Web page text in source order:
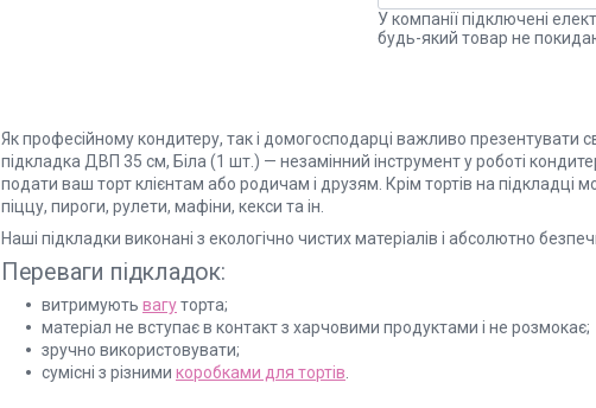
У компанії підключені
будь-який товар не
Як професійному кондитеру, так і домогосподарці важливо презентувати
підкладка ДВП 35 см, Біла (1 шт.) — незамінний інструмент у роботі
подати ваш торт клієнтам або родичам і друзям. Крім тортів на підкладці
піццу, пироги, рулети, мафіни, кекси та ін.
Наші підкладки виконані з екологічно чистих матеріалів і абсолютно
Переваги підкладок:
витримують вагуторта;
матеріал не вступає в контакт з харчовими продуктами і не розмокає;
зручно використовувати;
сумісні з різними коробками для тортів